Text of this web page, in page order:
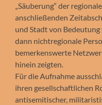
„Säuberung“ der
anschließenden
und Stadt von
dann nichtregionale
bemerkenswerte
hinein zeigten.
Für die Aufnahme
ihren gesellschaftlichen
antisemitischer,